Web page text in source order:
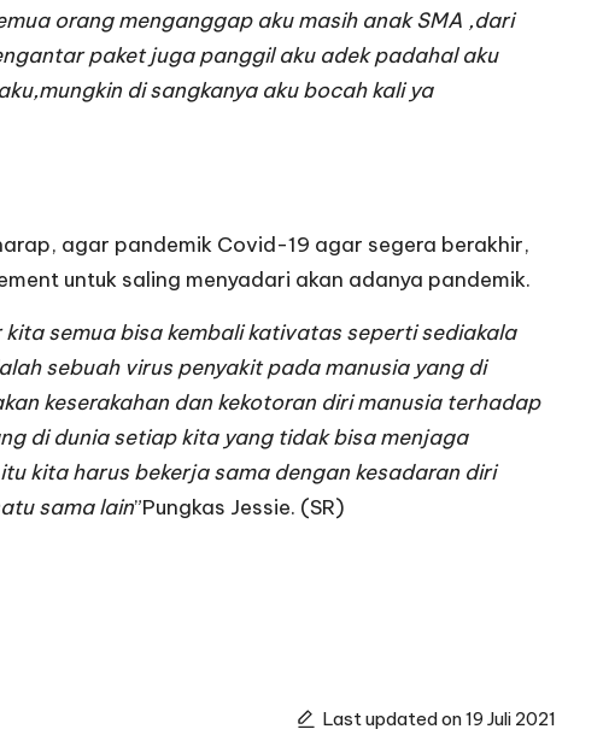
orang menganggap aku masih anak SMA ,dari
paket juga panggil aku adek padahal aku
di sangkanya aku bocah kali ya
agar pandemik Covid-19 agar segera berakhir,
untuk saling menyadari akan adanya pandemik.
semua bisa kembali kativatas seperti sediakala
sebuah virus penyakit pada manusia yang di
keserakahan dan kekotoran diri manusia terhadap
di dunia setiap kita yang tidak bisa menjaga
kita harus bekerja sama dengan kesadaran diri
sama lain”Pungkas Jessie. (SR)
Last updated on 19 Juli 2021